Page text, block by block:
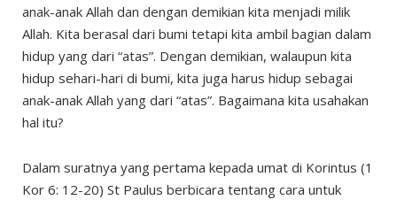
anak-anak Allah dan dengan demikian kita menjadi milik
Allah. Kita berasal dari bumi tetapi kita ambil bagian dalam
hidup yang dari “atas”. Dengan demikian, walaupun kita
hidup sehari-hari di bumi, kita juga harus hidup sebagai
anak-anak Allah yang dari “atas”. Bagaimana kita usahakan
hal itu?
Dalam suratnya yang pertama kepada umat di Korintus (1
Kor 6: 12-20) St Paulus berbicara tentang cara untuk